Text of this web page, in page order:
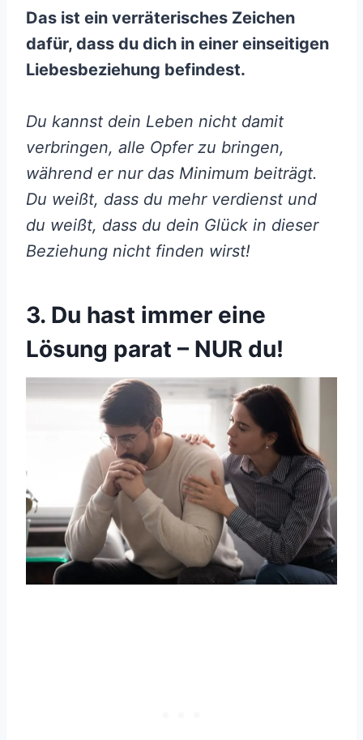
Das ist ein verräterisches Zeichen
dafür, dass du dich in einer einseitigen
Liebesbeziehung befindest.
Du kannst dein Leben nicht damit
verbringen, alle Opfer zu bringen,
während er nur das Minimum beiträgt.
Du weißt, dass du mehr verdienst und
du weißt, dass du dein Glück in dieser
Beziehung nicht finden wirst!
3. Du hast immer eine
Lösung parat – NUR du!